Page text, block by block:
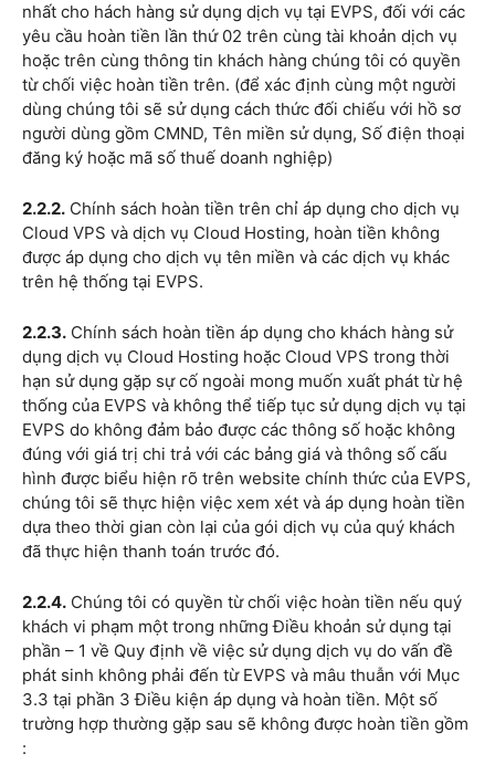
nhất cho hách hàng sử dụng dịch vụ tại EVPS, đối với các
yêu cầu hoàn tiền lần thứ 02 trên cùng tài khoản dịch vụ
hoặc trên cùng thông tin khách hàng chúng tôi có quyền
từ chối việc hoàn tiền trên. (để xác định cùng một người
dùng chúng tôi sẽ sử dụng cách thức đối chiếu với hồ sơ
người dùng gồm CMND, Tên miền sử dụng, Số điện thoại
đăng ký hoặc mã số thuế doanh nghiệp)
2.2.2. Chính sách hoàn tiền trên chỉ áp dụng cho dịch vụ
Cloud VPS và dịch vụ Cloud Hosting, hoàn tiền không
được áp dụng cho dịch vụ tên miền và các dịch vụ khác
trên hệ thống tại EVPS.
2.2.3. Chính sách hoàn tiền áp dụng cho khách hàng sử
dụng dịch vụ Cloud Hosting hoặc Cloud VPS trong thời
hạn sử dụng gặp sự cố ngoài mong muốn xuất phát từ hệ
thống của EVPS và không thể tiếp tục sử dụng dịch vụ tại
EVPS do không đảm bảo được các thông số hoặc không
đúng với giá trị chi trả với các bảng giá và thông số cấu
hình được biểu hiện rõ trên website chính thức của EVPS,
chúng tôi sẽ thực hiện việc xem xét và áp dụng hoàn tiền
dựa theo thời gian còn lại của gói dịch vụ của quý khách
đã thực hiện thanh toán trước đó.
2.2.4. Chúng tôi có quyền từ chối việc hoàn tiền nếu quý
khách vi phạm một trong những Điều khoản sử dụng tại
phần – 1 về Quy định về việc sử dụng dịch vụ do vấn đề
phát sinh không phải đến từ EVPS và mâu thuẫn với Mục
3.3 tại phần 3 Điều kiện áp dụng và hoàn tiền. Một số
trường hợp thường gặp sau sẽ không được hoàn tiền gồm
: